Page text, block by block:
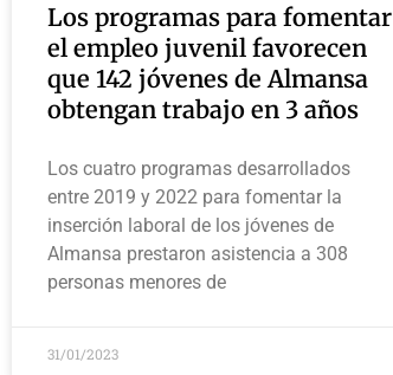
Los programas para fomentar
el empleo juvenil favorecen
que 142 jóvenes de Almansa
obtengan trabajo en 3 años
Los cuatro programas desarrollados
entre 2019 y 2022 para fomentar la
inserción laboral de los jóvenes de
Almansa prestaron asistencia a 308
personas menores de
31/01/2023